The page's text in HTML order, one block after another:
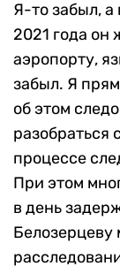
Я-то забыл, а
2021 года он
аэропорту,
забыл. Я
об этом
разобраться
процессе
При этом
в день